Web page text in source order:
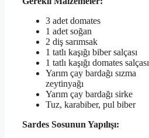
3 adet domates
1 adet soğan
2 diş sarımsak
1 tatlı kaşığı biber salçası
1 tatlı kaşığı domates salçası
Yarım çay bardağı sızma
zeytinyağı
Yarım çay bardağı sirke
Tuz, karabiber, pul biber
Sardes Sosunun Yapılışı: